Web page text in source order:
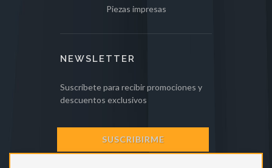
Piezas impresas
NEWSLETTER
Suscríbete para recibir promociones y
descuentos exclusivos
SUSCRIBIRME